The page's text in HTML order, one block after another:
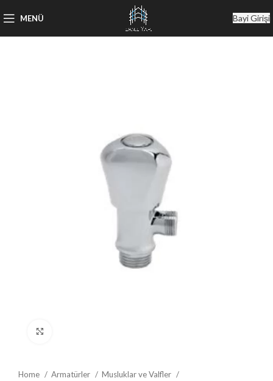
MENÜ Bayi Girişi
Home Armatürler
Musluklar ve Valfler